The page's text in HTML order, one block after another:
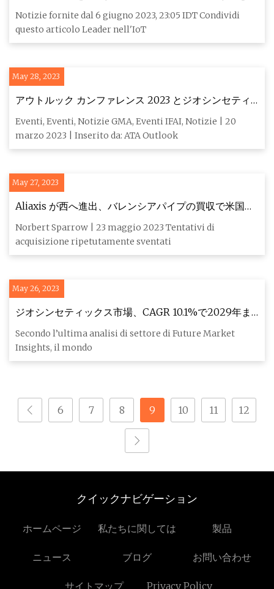
リューションで 2023 ESX Innovation Award を受賞
Notizie fornite dal 6 giugno 2023, 23:05 IDT Condividi
questo articolo Leader nell'IoT
May 28, 2023
アウトルック カンファレンス 2023 とジオシンセティ
クス モーニング
Eventi, Eventi, Notizie GMA, Eventi IFAI, Notizie | 20
marzo 2023 | Inserito da: ATA Outlook
May 27, 2023
Aliaxis が西へ進出、バレンシアパイプの買収で米国の
拠点を拡大
Norbert Sparrow | 23 maggio 2023 Tentativi di
acquisizione ripetutamente sventati
May 26, 2023
ジオシンセティックス市場、CAGR 10.1%で2029年ま
でに全世界で評価額268億9,000万米ドルに達する見通
し
Secondo l’ultima analisi di settore di Future Market
Insights, il mondo
6 7 8 9 10 11 12
クイックナビゲーション
ホームページ 私たちに関しては 製品
ニュース ブログ お問い合わせ
サイトマップ Privacy Policy